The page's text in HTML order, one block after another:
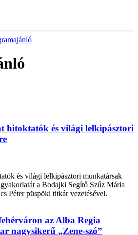
hitoktatók és világi lelkipásztori
és világi lelkipásztori munkatársak
a Bodajki Segítő Szűz Mária
Péter püspöki titkár vezetésével.
az Alba Regia
nagysikerű „Zene-szó”